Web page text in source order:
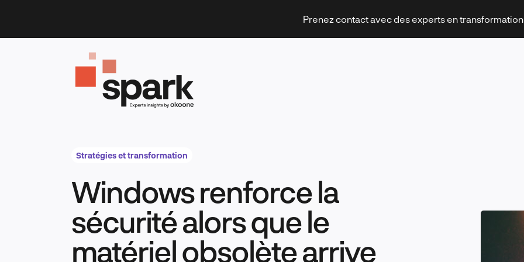
content
Prenez contact avec des experts en transformation
Technologies et innovation
Leadership et management
Stratégies et transformation
Windows renforce la
sécurité alors que le
matériel obsolète arrive